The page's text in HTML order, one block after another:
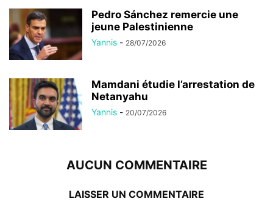
Pedro Sánchez remercie une
jeune Palestinienne
Yannis - 28/07/2026
Mamdani étudie l’arrestation de
Netanyahu
Yannis - 20/07/2026
AUCUN COMMENTAIRE
LAISSER UN COMMENTAIRE